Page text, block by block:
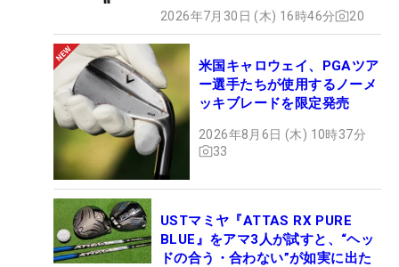
2026年7月30日 (木) 16時46分 20
米国キャロウェイ、PGAツア
ー選手たちが使用するノーメ
ッキブレードを限定発売
2026年8月6日 (木) 10時37分
33
USTマミヤ『ATTAS RX PURE
BLUE』をアマ3人が試すと、“ヘッ
ドの合う・合わない”が如実に出た